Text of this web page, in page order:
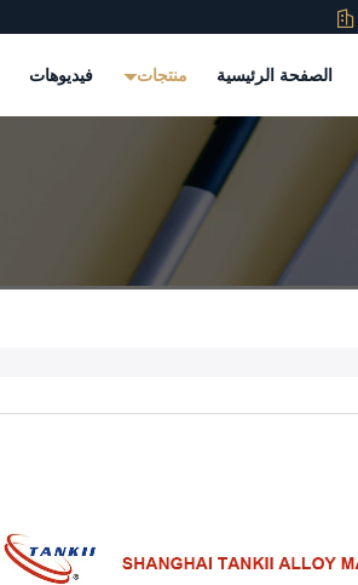
الصفحة الرئيسية منتجات فيديوهات